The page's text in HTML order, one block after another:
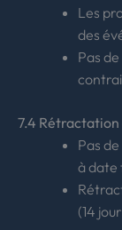
Les
des
Pas
7.4
Pas
à date
(14